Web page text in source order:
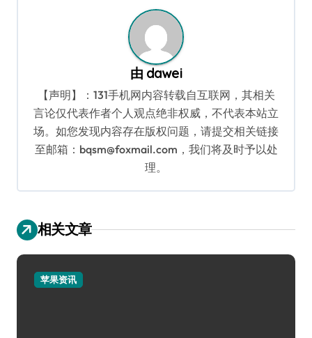
由 dawei
【声明】：131手机网内容转载自互联网，其相关
言论仅代表作者个人观点绝非权威，不代表本站立
场。如您发现内容存在版权问题，请提交相关链接
至邮箱：bqsm@foxmail.com，我们将及时予以处
理。
相关文章
苹果资讯